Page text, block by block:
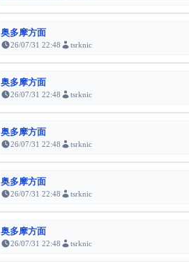
奥多摩方面
26/07/31 22:48 tsrknic
奥多摩方面
26/07/31 22:48 tsrknic
奥多摩方面
26/07/31 22:48 tsrknic
奥多摩方面
26/07/31 22:48 tsrknic
奥多摩方面
26/07/31 22:48 tsrknic